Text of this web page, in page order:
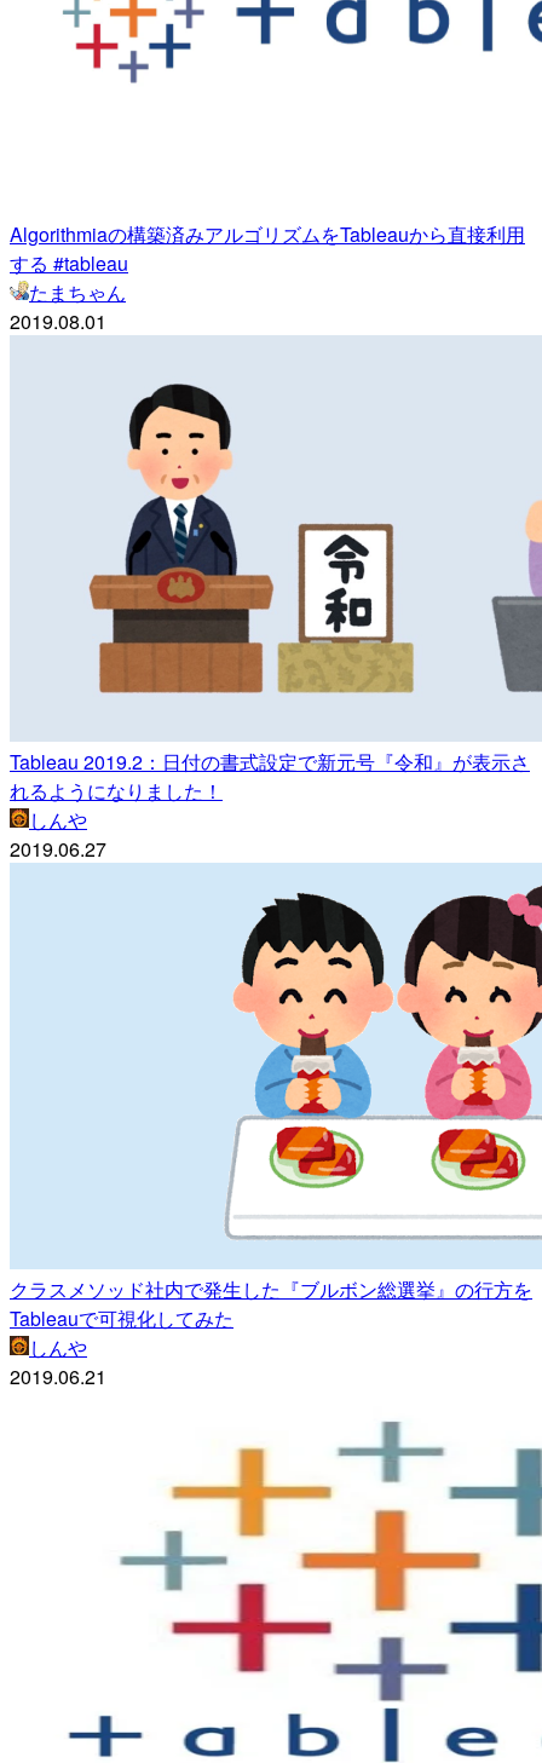
Algorithmiaの構築済みアルゴリズムをTableauから直接利用
する #tableau
たまちゃん
2019.08.01
Tableau 2019.2：日付の書式設定で新元号『令和』が表示さ
れるようになりました！
しんや
2019.06.27
クラスメソッド社内で発生した『ブルボン総選挙』の行方を
Tableauで可視化してみた
しんや
2019.06.21